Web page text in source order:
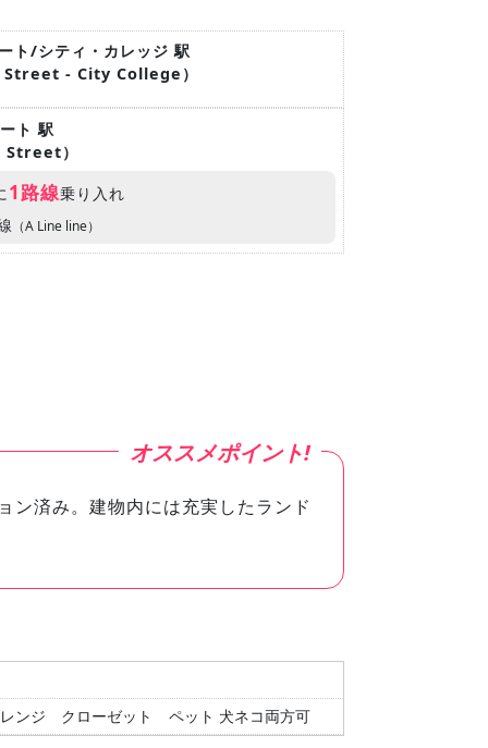
ト/シティ・カレッジ 駅
- City College）
ト 駅
）
1路線乗り入れ
（A Line line）
ン済み。建物内には充実したランド
ンジ クローゼット ペット 犬ネコ両方可